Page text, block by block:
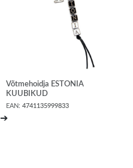
Võtmehoidja ESTONIA
KUUBIKUD
EAN:4741135999833
➔